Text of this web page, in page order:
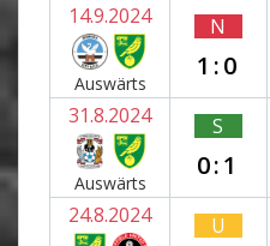
14.9.2024
Auswärts
N
1:0
31.8.2024
Auswärts
S
0:1
24.8.2024 U